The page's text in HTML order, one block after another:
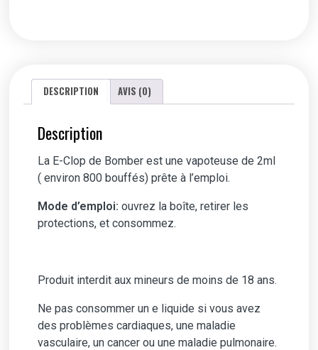
DESCRIPTION AVIS (0)
Description
La E-Clop de Bomber est une vapoteuse de 2ml
( environ 800 bouffés) prête à l’emploi.
Mode d’emploi: ouvrez la boîte, retirer les
protections, et consommez.
Produit interdit aux mineurs de moins de 18 ans.
Ne pas consommer un e liquide si vous avez
des problèmes cardiaques, une maladie
vasculaire, un cancer ou une maladie pulmonaire.